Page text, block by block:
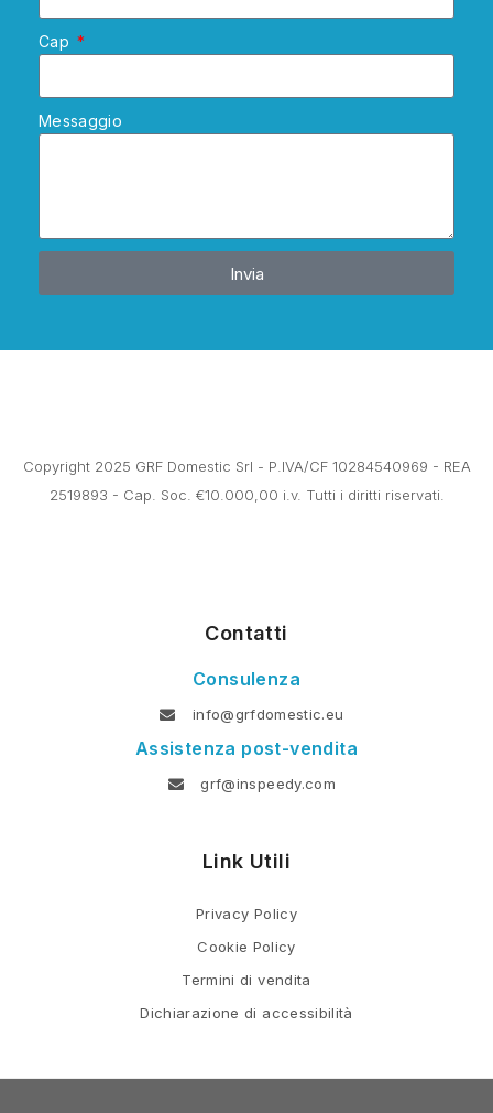
Cap
Messaggio
Invia
Copyright 2025 GRF Domestic Srl - P.IVA/CF 10284540969 - REA
2519893 - Cap. Soc. €10.000,00 i.v. Tutti i diritti riservati.
Contatti
Consulenza
info@grfdomestic.eu
Assistenza post-vendita
grf@inspeedy.com
Link Utili
Privacy Policy
Cookie Policy
Termini di vendita
Dichiarazione di accessibilità